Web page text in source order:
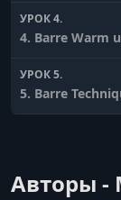
УРОК 4.
4. Barre Warm
УРОК 5.
5. Barre
УРОК 7.
Авторы -